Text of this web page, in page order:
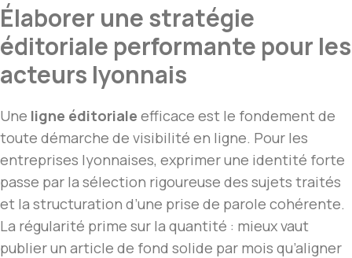
Élaborer une stratégie
éditoriale performante pour les
acteurs lyonnais
Une ligne éditoriale efficace est le fondement de
toute démarche de visibilité en ligne. Pour les
entreprises lyonnaises, exprimer une identité forte
passe par la sélection rigoureuse des sujets traités
et la structuration d’une prise de parole cohérente.
La régularité prime sur la quantité : mieux vaut
publier un article de fond solide par mois qu’aligner